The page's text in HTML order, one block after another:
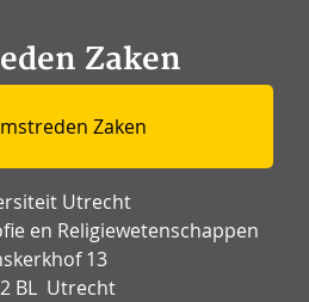
Zaken
Zaken
Utrecht
en Religiewetenschappen
13
BL Utrecht